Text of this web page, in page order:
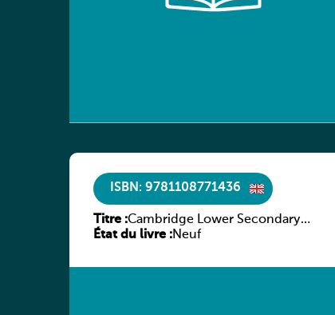
ISBN: 9781108771436
Titre :Cambridge Lower Secondary
Mathematics Learner’s Book 7 with
État du livre :Neuf